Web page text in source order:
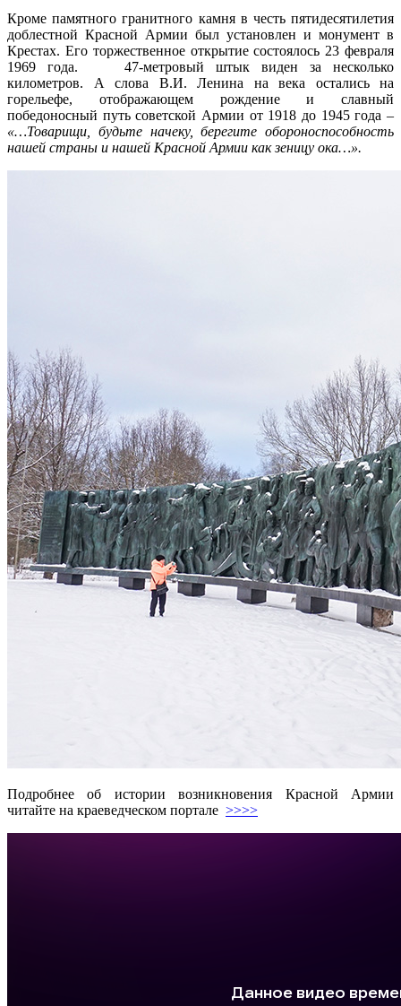
Кроме памятного гранитного камня в честь пятидесятилетия
доблестной Красной Армии был установлен и монумент в
Крестах. Его торжественное открытие состоялось 23 февраля
1969 года. 47-метровый штык виден за несколько
километров. А слова В.И. Ленина на века остались на
горельефе, отображающем рождение и славный
победоносный путь советской Армии от 1918 до 1945 года –
«…Товарищи, будьте начеку, берегите обороноспособность
нашей страны и нашей Красной Армии как зеницу ока…».
Подробнее об истории возникновения Красной Армии
читайте на краеведческом портале >>>>